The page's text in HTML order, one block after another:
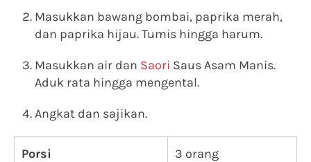
Masukkan bawang bombai, paprika merah,
dan paprika hijau. Tumis hingga harum.
Masukkan air dan Saori Saus Asam Manis.
Aduk rata hingga mengental.
Angkat dan sajikan.
Porsi 3 orang